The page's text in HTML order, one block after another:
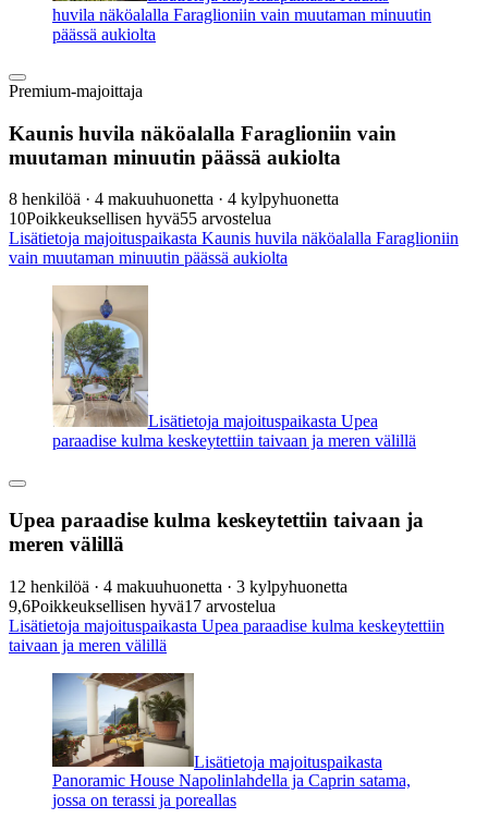
huvila näköalalla Faraglioniin vain muutaman minuutin
päässä aukiolta
Premium-majoittaja
Kaunis huvila näköalalla Faraglioniin vain
muutaman minuutin päässä aukiolta
8 henkilöä · 4 makuuhuonetta · 4 kylpyhuonetta
10Poikkeuksellisen hyvä55 arvostelua
Lisätietoja majoituspaikasta Kaunis huvila näköalalla Faraglioniin
vain muutaman minuutin päässä aukiolta
Lisätietoja majoituspaikasta Upea
paraadise kulma keskeytettiin taivaan ja meren välillä
Upea paraadise kulma keskeytettiin taivaan ja
meren välillä
12 henkilöä · 4 makuuhuonetta · 3 kylpyhuonetta
9,6Poikkeuksellisen hyvä17 arvostelua
Lisätietoja majoituspaikasta Upea paraadise kulma keskeytettiin
taivaan ja meren välillä
Lisätietoja majoituspaikasta
Panoramic House Napolinlahdella ja Caprin satama,
jossa on terassi ja poreallas